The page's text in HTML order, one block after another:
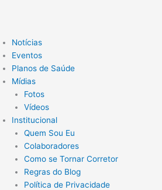
Notícias
Eventos
Planos de Saúde
Mídias
Fotos
Vídeos
Institucional
Quem Sou Eu
Colaboradores
Como se Tornar Corretor
Regras do Blog
Política de Privacidade